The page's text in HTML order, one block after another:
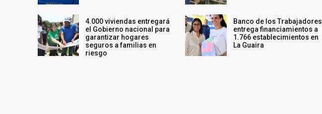
4.000 viviendas entregará
el Gobierno nacional para
garantizar hogares
seguros a familias en
riesgo
Banco de los Trabajadores
entrega financiamientos a
1.766 establecimientos en
La Guaira